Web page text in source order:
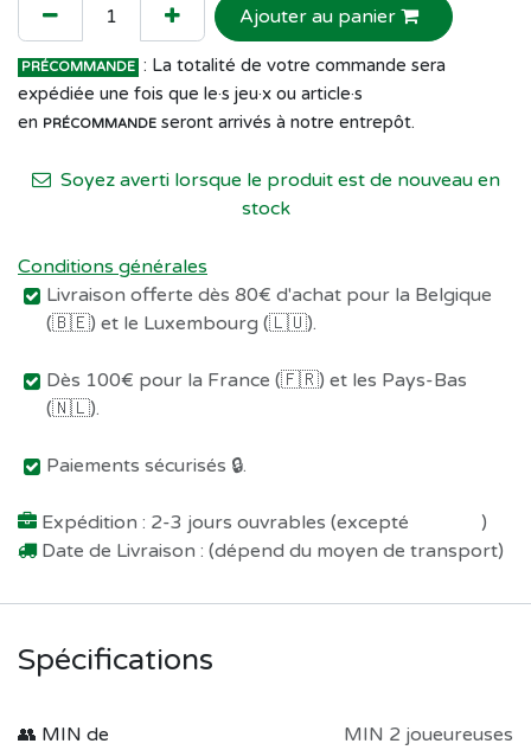
Ajouter au panier
PRÉCOMMANDE : La totalité de votre commande sera
expédiée une fois que le·s jeu·x ou article·s
en PRÉCOMMANDE seront arrivés à notre entrepôt.
Soyez averti lorsque le produit est de nouveau en
stock
Conditions générales
Livraison offerte dès 80€ d'achat pour la Belgique
(🇧🇪) et le Luxembourg (🇱🇺).
Dès 100€ pour la France (🇫🇷) et les Pays-Bas
(🇳🇱).
Paiements sécurisés 🔒.
Expédition : 2-3 jours ouvrables (excepté
)
Date de Livraison : (dépend du moyen de transport)
Spécifications
👥 MIN de
MIN 2 joueureuses